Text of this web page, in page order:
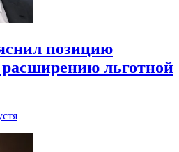
позицию
льготной